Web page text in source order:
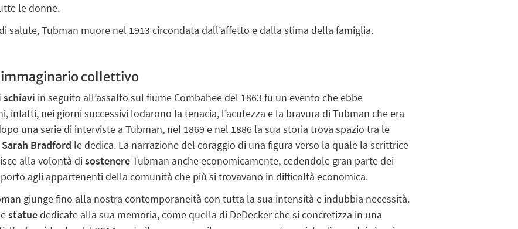
le donne.
salute, Tubman muore nel 1913 circondata dall’affetto e dalla stima della famiglia.
collettivo
schiavi in seguito all’assalto sul fiume Combahee del 1863 fu un evento che ebbe
infatti, nei giorni successivi lodarono la tenacia, l’acutezza e la bravura di Tubman che era
una serie di interviste a Tubman, nel 1869 e nel 1886 la sua storia trova spazio tra le
Sarah Bradford le dedica. La narrazione del coraggio di una figura verso la quale la scrittrice
alla volontà disostenereTubman anche economicamente, cedendole gran parte dei
agli appartenenti della comunità che più si trovavano in difficoltà economica.
giunge fino alla nostra contemporaneità con tutta la sua intensità e indubbia necessità.
statuededicate alla sua memoria, come quella di DeDecker che si concretizza in una